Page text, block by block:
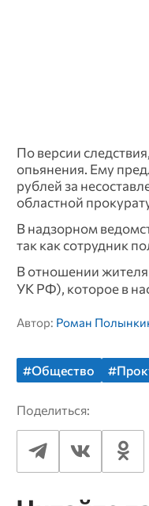
По версии
опьянения. Ему
рублей за
областной
В надзорном
так как сотрудник
В отношении жителя
УК РФ), которое в
Автор: Роман
#Общество
Поделиться: